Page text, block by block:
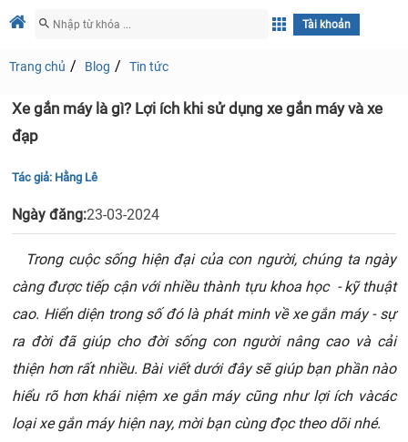
Tài khoản
Trang chủ Blog Tin tức
Xe gắn máy là gì? Lợi ích khi sử dụng xe gắn máy và xe
đạp
Tác giả: Hằng Lê
Ngày đăng:23-03-2024
Trong cuộc sống hiện đại của con người, chúng ta ngày
càng được tiếp cận với nhiều thành tựu khoa học - kỹ thuật
cao. Hiển diện trong số đó là phát minh về xe gắn máy - sự
ra đời đã giúp cho đời sống con người nâng cao và cải
thiện hơn rất nhiều. Bài viết dưới đây sẽ giúp bạn phần nào
hiểu rõ hơn khái niệm xe gắn máy cũng như lợi ích vàcác
loại xe gắn máy hiện nay, mời bạn cùng đọc theo dõi nhé.